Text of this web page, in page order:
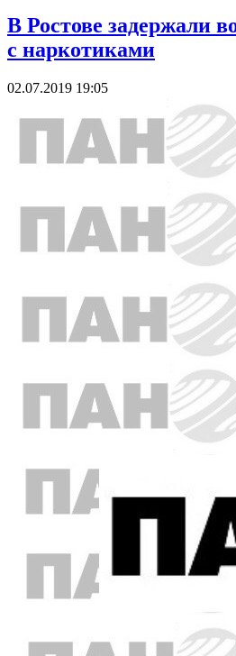
В Ростове задержали
с наркотиками
02.07.2019 19:05